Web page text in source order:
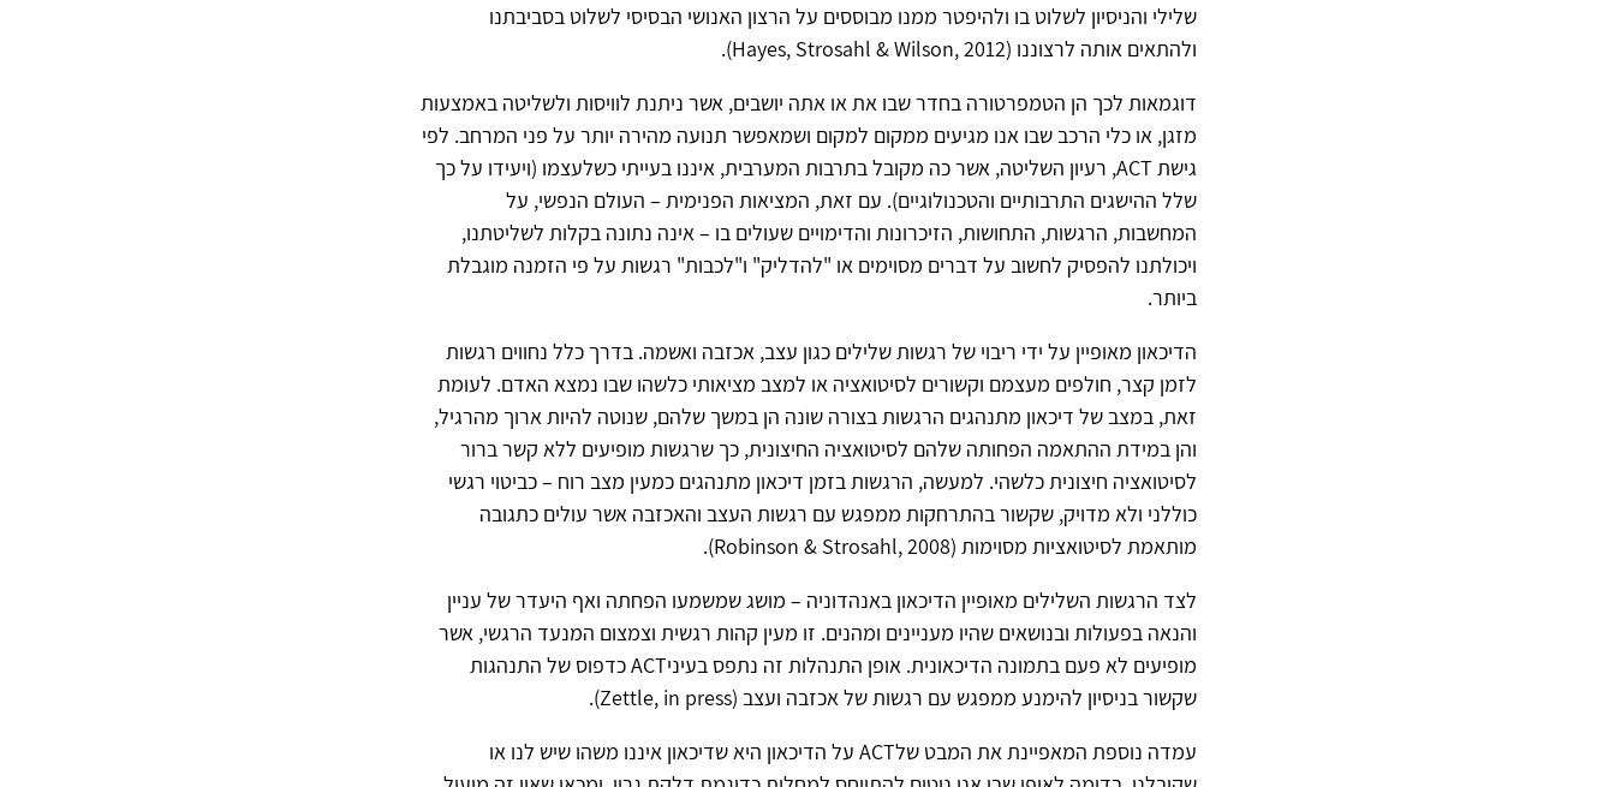
שלילי והניסיון לשלוט בו ולהיפטר ממנו מבוססים על הרצון האנושי הבסיסי לשלוט בסביבתנו
ולהתאים אותה לרצוננו (Hayes, Strosahl & Wilson, 2012).
דוגמאות לכך הן הטמפרטורה בחדר שבו את או אתה יושבים, אשר ניתנת לוויסות ולשליטה באמצעות
מזגן, או כלי הרכב שבו אנו מגיעים ממקום למקום ושמאפשר תנועה מהירה יותר על פני המרחב. לפי
גישת ACT, רעיון השליטה, אשר כה מקובל בתרבות המערבית, איננו בעייתי כשלעצמו (ויעידו על כך
שלל ההישגים התרבותיים והטכנולוגיים). עם זאת, המציאות הפנימית – העולם הנפשי, על
המחשבות, הרגשות, התחושות, הזיכרונות והדימויים שעולים בו – אינה נתונה בקלות לשליטתנו,
ויכולתנו להפסיק לחשוב על דברים מסוימים או "להדליק" ו"לכבות" רגשות על פי הזמנה מוגבלת
ביותר.
הדיכאון מאופיין על ידי ריבוי של רגשות שלילים כגון עצב, אכזבה ואשמה. בדרך כלל נחווים רגשות
לזמן קצר, חולפים מעצמם וקשורים לסיטואציה או למצב מציאותי כלשהו שבו נמצא האדם. לעומת
זאת, במצב של דיכאון מתנהגים הרגשות בצורה שונה הן במשך שלהם, שנוטה להיות ארוך מהרגיל,
והן במידת ההתאמה הפחותה שלהם לסיטואציה החיצונית, כך שרגשות מופיעים ללא קשר ברור
לסיטואציה חיצונית כלשהי. למעשה, הרגשות בזמן דיכאון מתנהגים כמעין מצב רוח – כביטוי רגשי
כוללני ולא מדויק, שקשור בהתרחקות ממפגש עם רגשות העצב והאכזבה אשר עולים כתגובה
מותאמת לסיטואציות מסוימות (Robinson & Strosahl, 2008).
לצד הרגשות השלילים מאופיין הדיכאון באנהדוניה – מושג שמשמעו הפחתה ואף היעדר של עניין
והנאה בפעולות ובנושאים שהיו מעניינים ומהנים. זו מעין קהות רגשית וצמצום המנעד הרגשי, אשר
מופיעים לא פעם בתמונה הדיכאונית. אופן התנהלות זה נתפס בעיניACT כדפוס של התנהגות
שקשור בניסיון להימנע ממפגש עם רגשות של אכזבה ועצב (Zettle, in press).
עמדה נוספת המאפיינת את המבט שלACT על הדיכאון היא שדיכאון איננו משהו שיש לנו או